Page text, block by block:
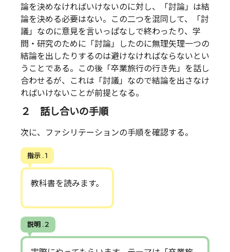
論を決めなければいけないのに対し、「討論」は結
論を決める必要はない。この二つを混同して、「討
議」なのに意見を言いっぱなしで終わったり、学
問・研究のために「討論」したのに無理矢理一つの
結論を出したりするのは避けなければならないとい
うことである。この後「卒業旅行の行き先」を話し
合わせるが、これは「討議」なので結論を出さなけ
ればいけないことが前提となる。
２ 話し合いの手順
次に、ファシリテーションの手順を確認する。
指示 . 1
教科書を読みます。
説明 . 2